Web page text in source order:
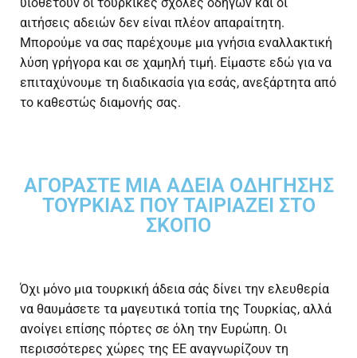
αιτήσεις αδειών δεν είναι πλέον απαραίτητη.
Μπορούμε να σας παρέχουμε μια γνήσια εναλλακτική
λύση γρήγορα και σε χαμηλή τιμή. Είμαστε εδώ για να
επιταχύνουμε τη διαδικασία για εσάς, ανεξάρτητα από
το καθεστώς διαμονής σας.
ΑΓΟΡΆΣΤΕ ΜΙΑ ΆΔΕΙΑ ΟΔΉΓΗΣΗΣ
ΤΟΥΡΚΊΑΣ ΠΟΥ ΤΑΙΡΙΆΖΕΙ ΣΤΟ
ΣΚΟΠΌ
Όχι μόνο μια τουρκική άδεια σάς δίνει την ελευθερία
να θαυμάσετε τα μαγευτικά τοπία της Τουρκίας, αλλά
ανοίγει επίσης πόρτες σε όλη την Ευρώπη. Οι
περισσότερες χώρες της ΕΕ αναγνωρίζουν τη